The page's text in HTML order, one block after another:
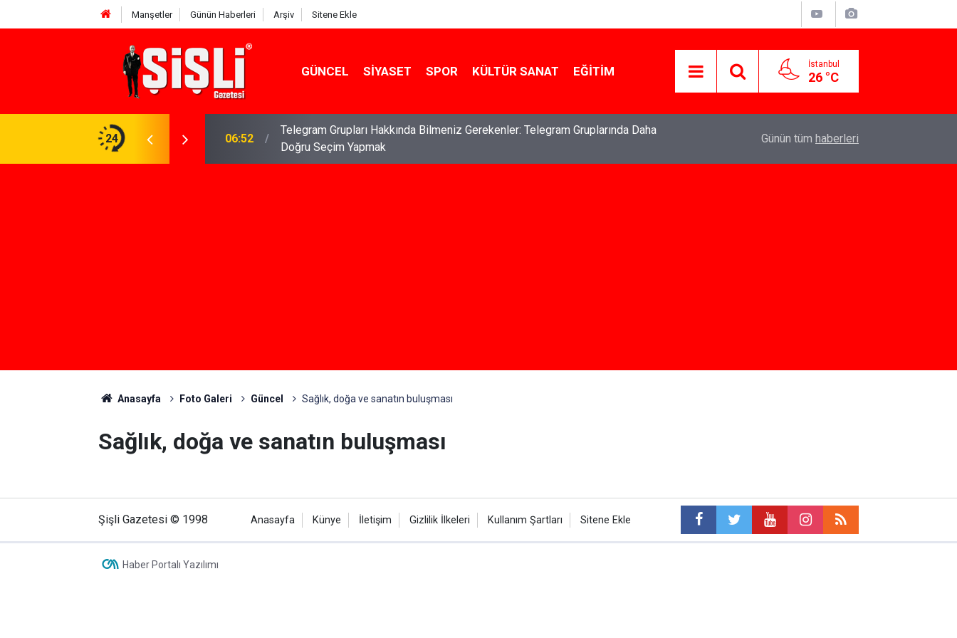
Manşetler Günün Haberleri Arşiv Sitene Ekle
GÜNCEL SIYASET SPOR KÜLTÜR SANAT EĞITIM İstanbul
26 °C
24
ve Konforlu Bir Yaşam 06:52
Telegram Grupları Hakkında Bilmeniz Gerekenler: Telegram Gruplarında Daha
Doğru Seçim Yapmak
İş Davaları: Haklarınızı Bilmek ve Koruma
Günün tüm haberleri
Anasayfa Foto Galeri Güncel Sağlık, doğa ve sanatın buluşması
Sağlık, doğa ve sanatın buluşması
Şişli Gazetesi © 1998 Anasayfa Künye İletişim Gizlilik İlkeleri Kullanım Şartları Sitene Ekle
Haber Portalı Yazılımı